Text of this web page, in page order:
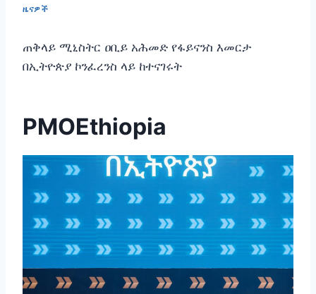
ዜናዎች
ጠቅላይ ሚኒስትር ዐቢይ አሕመድ የፋይናንስ እመርታ
በኢትዮጵያ ኮንፈረንስ ላይ ከተናገሩት
PMOEthiopia